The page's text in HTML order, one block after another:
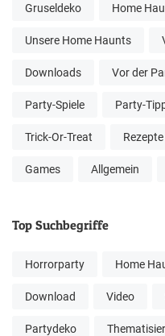
Gruseldeko Home
Unsere Home Haunts
Downloads Vor der
Party-Spiele Party-
Trick-Or-Treat Rezepte
Games Allgemein
Top Suchbegriffe
Horrorparty Home
Download Video
Partydeko